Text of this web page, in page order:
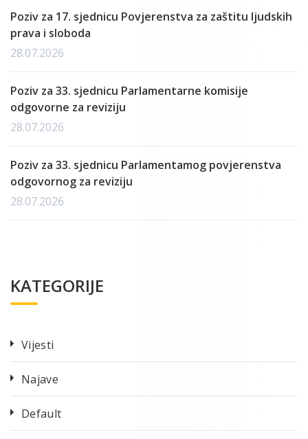
Poziv za 17. sjednicu Povjerenstva za zaštitu ljudskih
prava i sloboda
28.07.2026
Poziv za 33. sjednicu Parlamentarne komisije
odgovorne za reviziju
28.07.2026
Poziv za 33. sjednicu Parlamentamog povjerenstva
odgovornog za reviziju
28.07.2026
KATEGORIJE
Vijesti
Najave
Default